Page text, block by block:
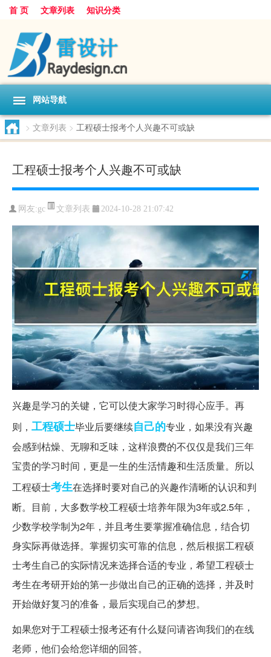
首 页 文章列表 知识分类
网站导航
> 文章列表 > 工程硕士报考个人兴趣不可或缺
工程硕士报考个人兴趣不可或缺
网友:gc 文章列表 2024-10-28 21:07:42
兴趣是学习的关键，它可以使大家学习时得心应手。再
则， 工程硕士毕业后要继续自己的专业，如果没有兴趣
会感到枯燥、无聊和乏味，这样浪费的不仅仅是我们三年
宝贵的学习时间，更是一生的生活情趣和生活质量。所以
工程硕士考生在选择时要对自己的兴趣作清晰的认识和判
断。目前，大多数学校工程硕士培养年限为3年或2.5年，
少数学校学制为2年，并且考生要掌握准确信息，结合切
身实际再做选择。掌握切实可靠的信息，然后根据工程硕
士考生自己的实际情况来选择合适的专业，希望工程硕士
考生在考研开始的第一步做出自己的正确的选择，并及时
开始做好复习的准备，最后实现自己的梦想。
如果您对于工程硕士报考还有什么疑问请咨询我们的在线
老师，他们会给您详细的回答。